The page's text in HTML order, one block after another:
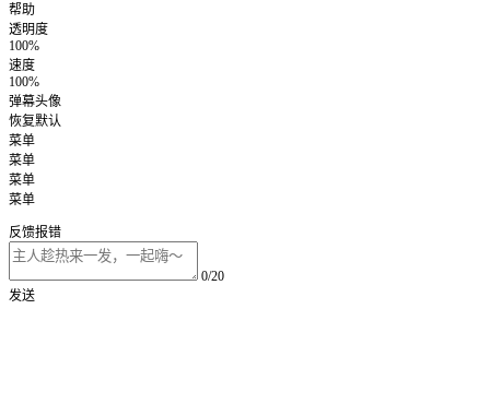
帮助
透明度
100%
速度
100%
弹幕头像
恢复默认
菜单
菜单
菜单
菜单
反馈报错
0/20
发送